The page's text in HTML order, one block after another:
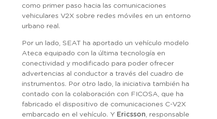
como primer paso hacia las comunicaciones
vehiculares V2X sobre redes móviles en un entorno
urbano real.
Por un lado, SEAT ha aportado un vehículo modelo
Ateca equipado con la última tecnología en
conectividad y modificado para poder ofrecer
advertencias al conductor a través del cuadro de
instrumentos. Por otro lado, la iniciativa también ha
contado con la colaboración con FICOSA, que ha
fabricado el dispositivo de comunicaciones C-V2X
embarcado en el vehículo. Y Ericsson, responsable